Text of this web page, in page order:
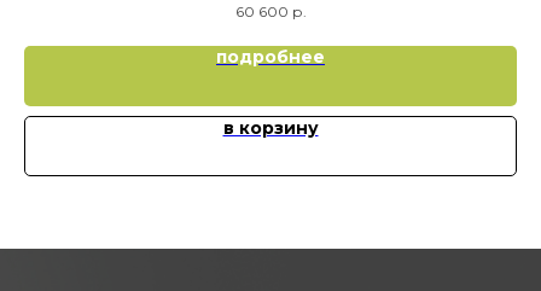
60 600 р.
подробнее
в корзину